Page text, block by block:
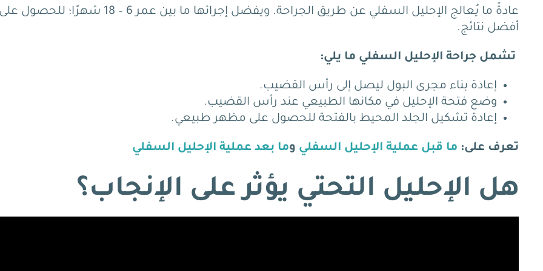
عادةً ما يُعالج الإحليل السفلي عن طريق الجراحة. ويفضل إجرائها ما بين عمر 6 – 18 شهرًا؛ للحصول
أفضل نتائج.
تشمل جراحة الإحليل السفلي ما يلي:
إعادة بناء مجرى البول ليصل إلى رأس القضيب.
وضع فتحة الإحليل في مكانها الطبيعي عند رأس القضيب.
إعادة تشكيل الجلد المحيط بالفتحة للحصول على مظهر طبيعي.
تعرف على: ما قبل عملية الإحليل السفلي وما بعد عملية الإحليل السفلي
هل الإحليل التحتي يؤثر على الإنجاب؟